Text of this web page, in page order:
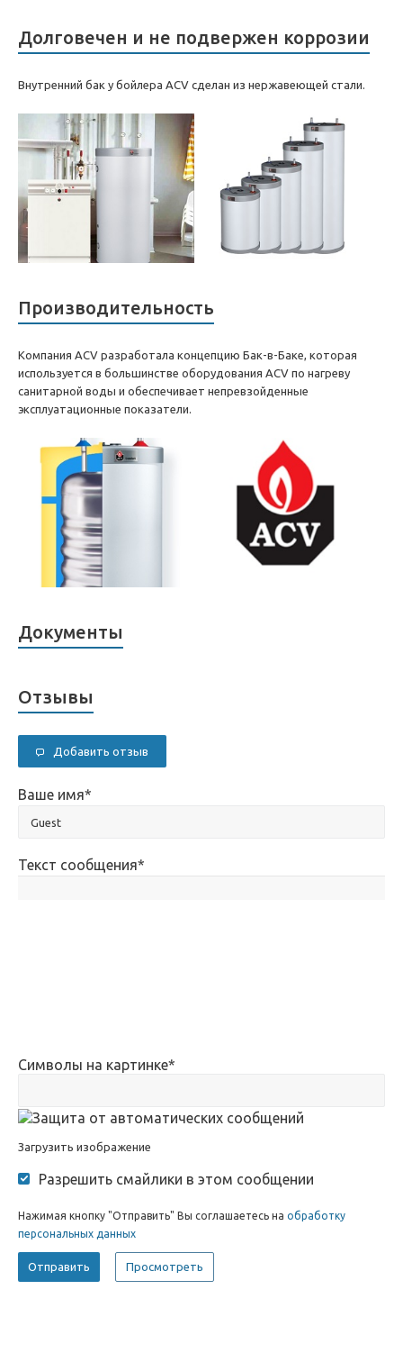
Долговечен и не подвержен коррозии
Внутренний бак у бойлера ACV сделан из нержавеющей стали.
Производительность
Компания ACV разработала концепцию Бак-в-Баке, которая
используется в большинстве оборудования ACV по нагреву
санитарной воды и обеспечивает непревзойденные
эксплуатационные показатели.
Документы
Отзывы
Добавить отзыв
Ваше имя*
Текст сообщения*
Символы на картинке*
Загрузить изображение
Разрешить смайлики в этом сообщении
Нажимая кнопку "Отправить" Вы соглашаетесь на обработку
персональных данных